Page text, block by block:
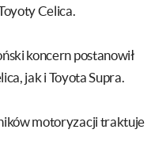
Celica.
koncern postanowił
jak i Toyota Supra.
motoryzacji traktuje